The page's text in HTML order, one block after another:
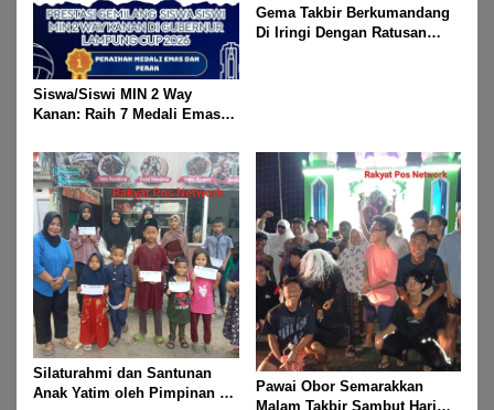
Siswa/Siswi MIN 2 Way
Kanan: Raih 7 Medali Emas
Gubernur Lampung Cup 2
Taekwondo Championship
2026
Gema Takbir Berkumandang
Di Iringi Dengan Ratusan
Silaturahmi dan Santunan
Anak Yatim oleh Pimpinan PT
Pawai Obor Semarakkan
Malam Takbir Sambut Hari